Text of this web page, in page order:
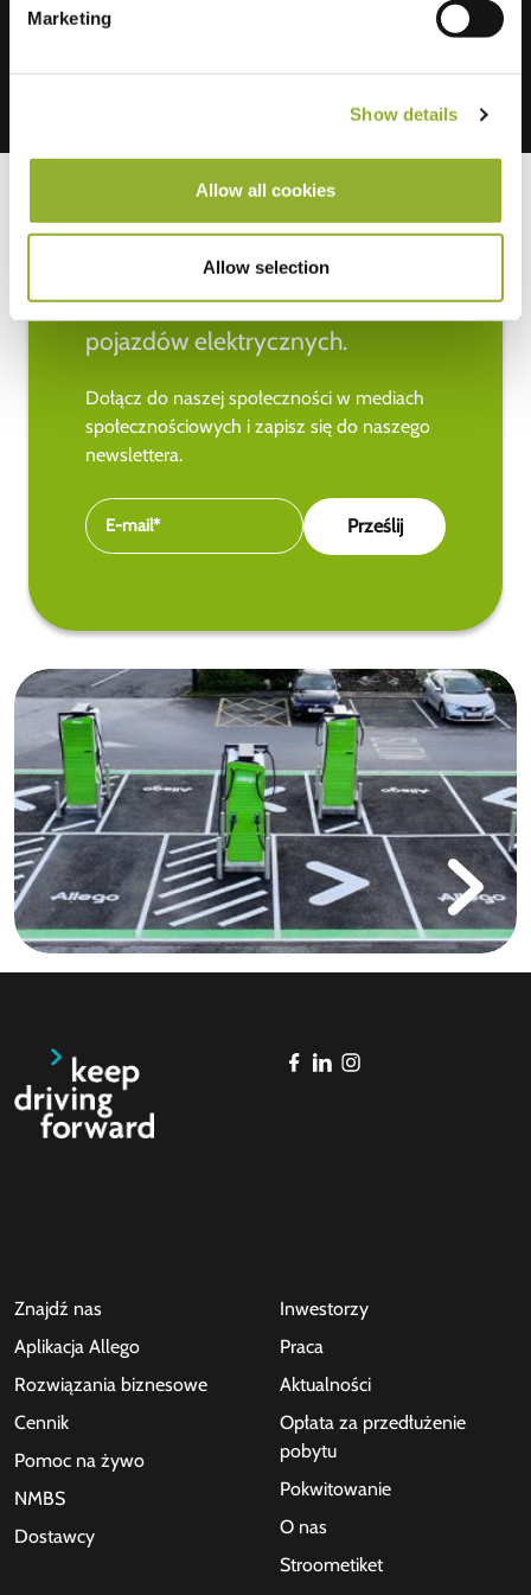
Marketing
Show details
Allow all cookies
Allow selection
Bądź na bieżąco z najnowszymi
wiadomościami na temat
pojazdów elektrycznych.
Dołącz do naszej społeczności w mediach
społecznościowych i zapisz się do naszego
newslettera.
Znajdź nas
Aplikacja Allego
Rozwiązania biznesowe
Cennik
Pomoc na żywo
NMBS
Dostawcy
Inwestorzy
Praca
Aktualności
Opłata za przedłużenie
pobytu
Pokwitowanie
O nas
Stroometiket